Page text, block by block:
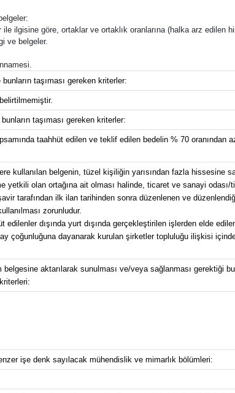
ilgisine göre, ortaklar ve ortaklık oranlarına (halka arz edilen
ve belgeler.
taşıması gereken kriterler:
taşıması gereken kriterler:
taahhüt edilen ve teklif edilen bedelin % 70
kullanılan belgenin, tüzel kişiliğin yarısından fazla hissesine
olan ortağına ait olması halinde, ticaret ve sanayi
tarafından ilk ilan tarihinden sonra düzenlenen ve
zorunludur.
edilenler dışında yurt dışında gerçekleştirilen işlerden elde
çoğunluğuna dayanarak kurulan şirketler topluluğu ilişkisi
aktarılarak sunulması ve/veya sağlanması gerektiği
işe denk sayılacak mühendislik ve mimarlık bölümleri: